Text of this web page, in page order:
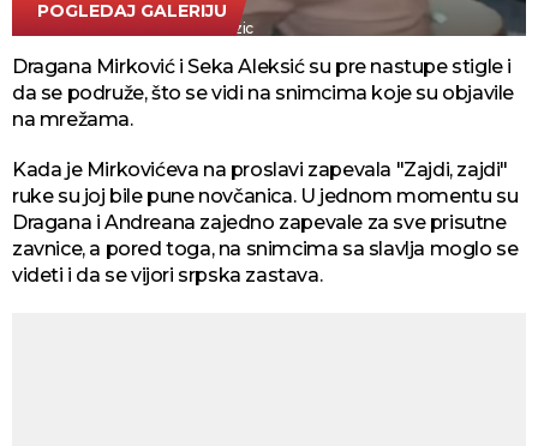
Instagram printscreen/mashaterzic
POGLEDAJ GALERIJU
Dragana Mirković i Seka Aleksić su pre nastupe stigle i
da se podruže, što se vidi na snimcima koje su objavile
na mrežama.
Kada je Mirkovićeva na proslavi zapevala "Zajdi, zajdi"
ruke su joj bile pune novčanica. U jednom momentu su
Dragana i Andreana zajedno zapevale za sve prisutne
zavnice, a pored toga, na snimcima sa slavlja moglo se
videti i da se vijori srpska zastava.